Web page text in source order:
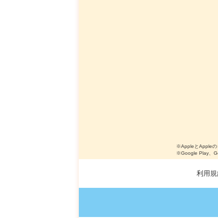
※AppleとAppleの
※Google Play、
利用